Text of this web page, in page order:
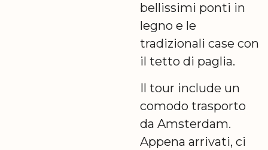
bellissimi ponti in
legno e le
tradizionali case con
il tetto di paglia.
Il tour include un
comodo trasporto
da Amsterdam.
Appena arrivati, ci